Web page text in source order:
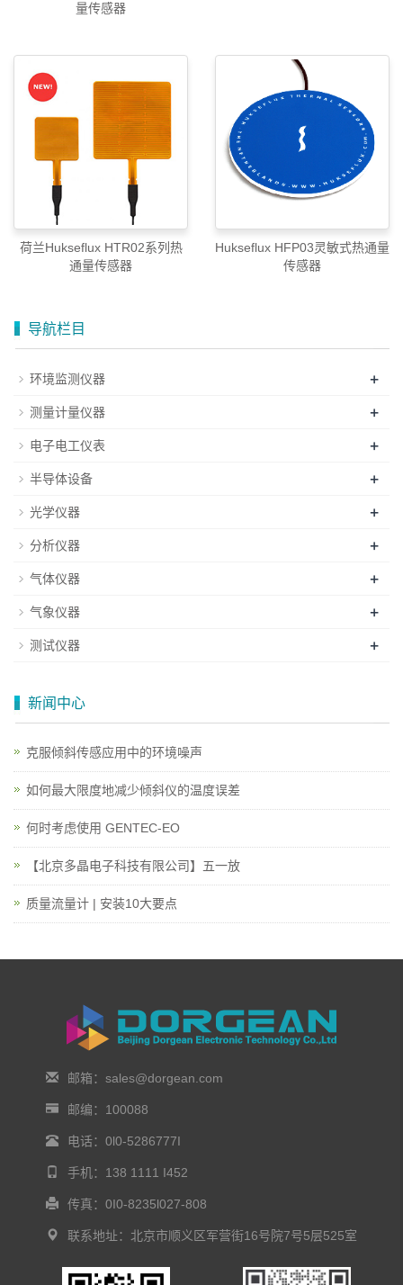
量传感器
荷兰Hukseflux HTR02系列热
通量传感器
Hukseflux HFP03灵敏式热通量
传感器
导航栏目
环境监测仪器 +
测量计量仪器 +
电子电工仪表 +
半导体设备 +
光学仪器 +
分析仪器 +
气体仪器 +
气象仪器 +
测试仪器 +
新闻中心
克服倾斜传感应用中的环境噪声
如何最大限度地减少倾斜仪的温度误差
何时考虑使用 GENTEC-EO
【北京多晶电子科技有限公司】五一放
质量流量计 | 安装10大要点
邮箱：sales@dorgean.com
邮编：100088
电话：0l0-5286777I
手机：138 1111 I452
传真：0I0-8235l027-808
联系地址：北京市顺义区军营街16号院7号5层525室